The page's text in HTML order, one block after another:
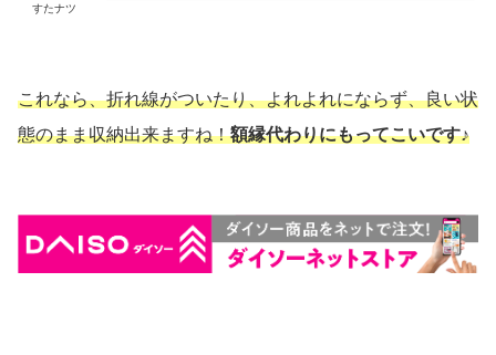
すたナツ
これなら、折れ線がついたり、よれよれにならず、良い状
態のまま収納出来ますね！額縁代わりにもってこいです♪